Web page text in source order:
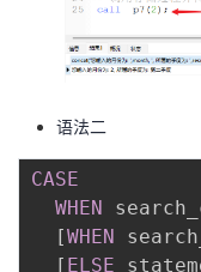
语法二
CASE
WHEN
[WHEN
[ ELSE